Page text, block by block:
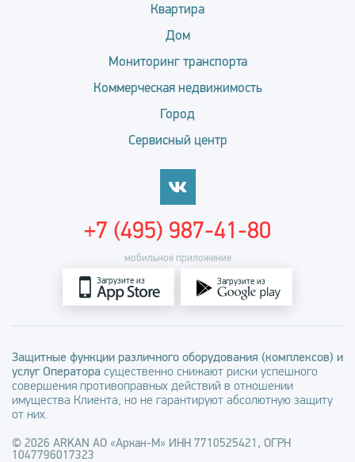
Квартира
Дом
Мониторинг транспорта
Коммерческая недвижимость
Город
Сервисный центр
мобильное приложение
Загрузите из Загрузите из
+7 (495) 987-41-80
Защитные функции различного оборудования (комплексов) и
услуг Оператора существенно снижают риски успешного
совершения противоправных действий в отношении
имущества Клиента, но не гарантируют абсолютную защиту
от них.
© 2026 ARKAN АО «Аркан-М» ИНН 7710525421, ОГРН
1047796017323